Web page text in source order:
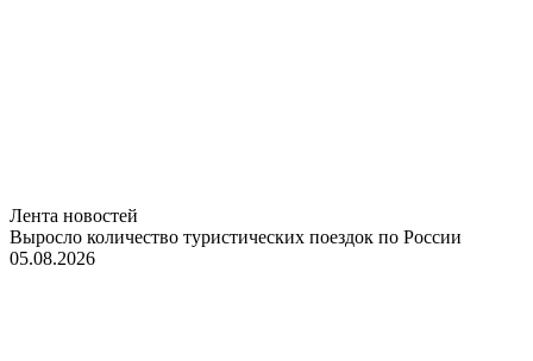
Лента новостей
Выросло количество туристических поездок по России
05.08.2026